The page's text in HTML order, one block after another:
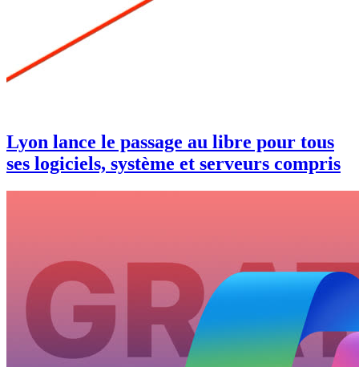
Lyon lance le passage au libre pour tous
ses logiciels, système et serveurs compris